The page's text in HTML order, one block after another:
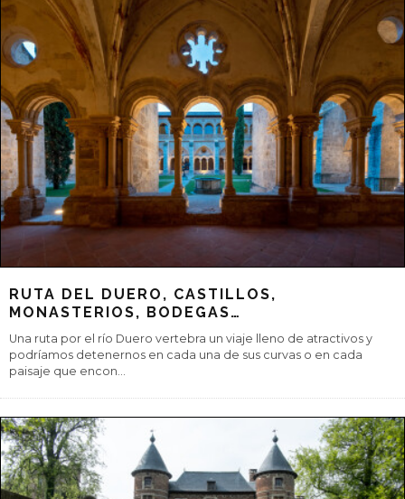
EL COCINERO PROFETA EN SU TIERRA
Pedro Aguilera, cocinero revelación 2022, trabaja los vegetales
con una elegancia y equilibrio que ponen en valor los fondos, los
jugos y la